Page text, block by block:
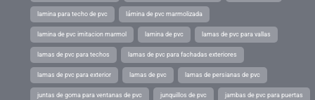
lamina para techo de pvc lámina de pvc marmolizada
lamina de pvc imitacion marmol lamina de pvc lamas de pvc para vallas
lamas de pvc para techos lamas de pvc para fachadas exteriores
lamas de pvc para exterior lamas de pvc lamas de persianas de pvc
juntas de goma para ventanas de pvc junquillos de pvc jambas de pvc para puertas